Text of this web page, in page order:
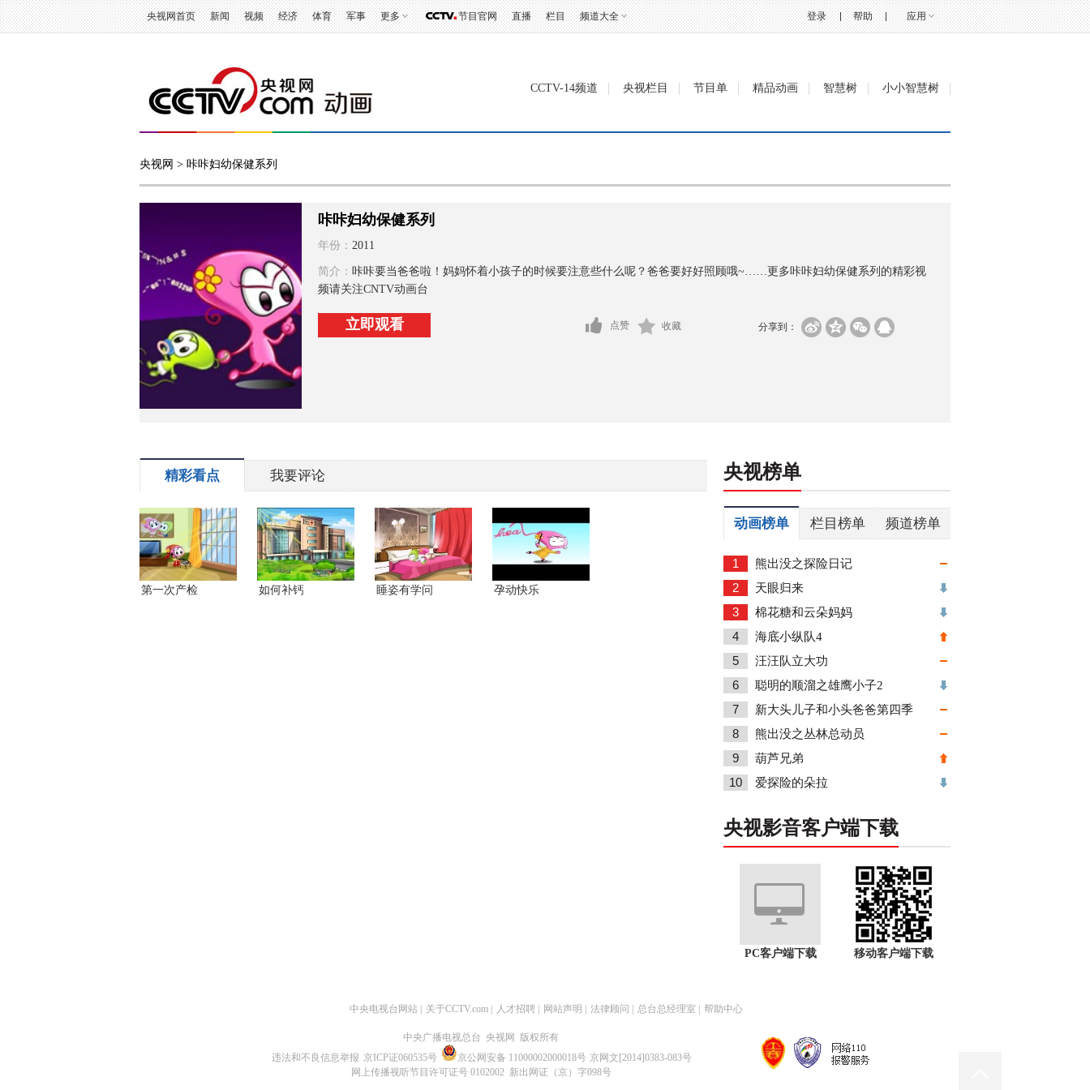
央视网首页 新闻 视频 经济 体育 军事 更多 节目官网 直播 栏目 频道大全 帮助 应用
登录
CCTV-14频道 央视栏目 节目单 精品动画 智慧树 小小智慧树
央视网 > 咔咔妇幼保健系列
咔咔妇幼保健系列
年份： 2011
简介： 咔咔要当爸爸啦！妈妈怀着小孩子的时候要注意些什么呢？爸爸要好好照顾哦~……更多咔咔妇幼保健系列的精彩视
频请关注CNTV动画台
立即观看 分享到：
点赞 收藏
精彩看点 我要评论
第一次产检 如何补钙 睡姿有学问 孕动快乐
央视榜单
动画榜单 栏目榜单 频道榜单
1 熊出没之探险日记
2 天眼归来
3 棉花糖和云朵妈妈
4 海底小纵队4
5 汪汪队立大功
6 聪明的顺溜之雄鹰小子2
7 新大头儿子和小头爸爸第四季
8 熊出没之丛林总动员
9 葫芦兄弟
10 爱探险的朵拉
央视影音客户端下载
PC客户端下载 移动客户端下载
中央电视台网站 关于CCTV.com 人才招聘 网站声明 法律顾问 总台总经理室 帮助中心
中央广播电视总台 央视网 版权所有
违法和不良信息举报 京ICP证060535号 京公网安备 11000002000018号 京网文[2014]0383-083号
网上传播视听节目许可证号 0102002 新出网证（京）字098号